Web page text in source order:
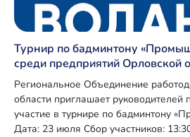
Турнир по бадминтону
среди предприятий Орловской
Региональное Объединение
области приглашает руководителей
участие в турнире по бадминтону
Дата: 23 июля Сбор участников: